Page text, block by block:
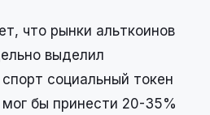
что рынки альткоинов
выделил
социальный токен
бы принести 20-35%